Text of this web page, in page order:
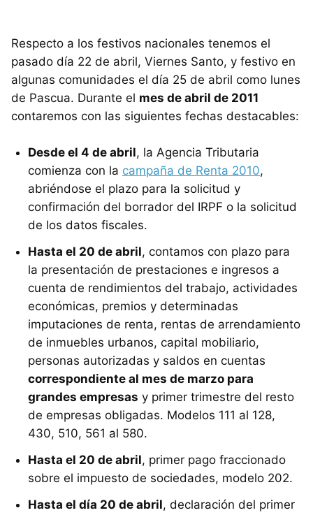
Respecto a los festivos nacionales tenemos el
pasado día 22 de abril, Viernes Santo, y festivo en
algunas comunidades el día 25 de abril como lunes
de Pascua. Durante el mes de abril de 2011
contaremos con las siguientes fechas destacables:
Desde el 4 de abril, la Agencia Tributaria
comienza con la campaña de Renta 2010,
abriéndose el plazo para la solicitud y
confirmación del borrador del IRPF o la solicitud
de los datos fiscales.
Hasta el 20 de abril, contamos con plazo para
la presentación de prestaciones e ingresos a
cuenta de rendimientos del trabajo, actividades
económicas, premios y determinadas
imputaciones de renta, rentas de arrendamiento
de inmuebles urbanos, capital mobiliario,
personas autorizadas y saldos en cuentas
correspondiente al mes de marzo para
grandes empresas y primer trimestre del resto
de empresas obligadas. Modelos 111 al 128,
430, 510, 561 al 580.
Hasta el 20 de abril, primer pago fraccionado
sobre el impuesto de sociedades, modelo 202.
Hasta el día 20 de abril, declaración del primer